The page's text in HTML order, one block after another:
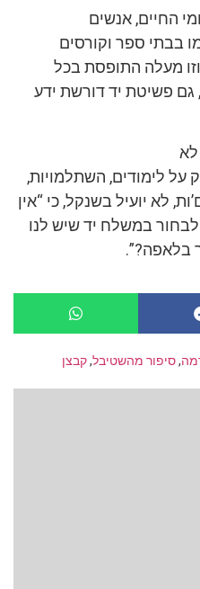
החיים, אנשים
בבתי ספר וקורסים
מעלה התופסת בכל
גם פשיטת יד דורשת ידע
לא
על לימודים, השתלמויות,
לא יועיל בשנקל, כי “אין
לבחור במשלח יד שיש לנו
בלאפה?”.
,סיפור מהשטיבל,קבצן